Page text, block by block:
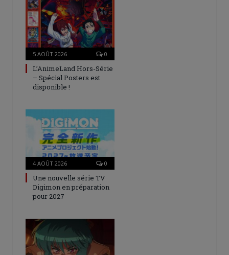
5 AOÛT 2026 0
L’AnimeLand Hors-Série
– Spécial Posters est
disponible !
4 AOÛT 2026 0
Une nouvelle série TV
Digimon en préparation
pour 2027